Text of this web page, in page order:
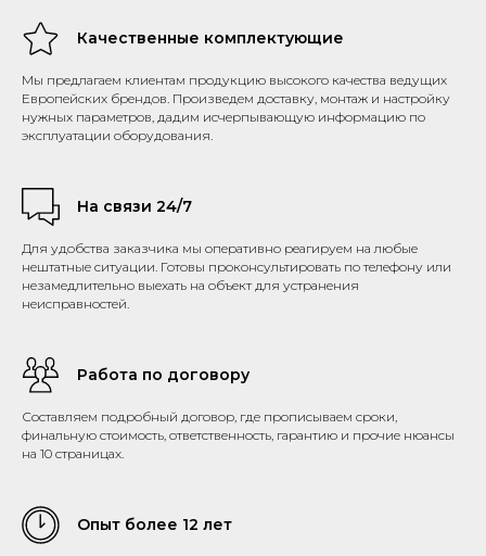
Качественные комплектующие
Мы предлагаем клиентам продукцию высокого качества ведущих
Европейских брендов. Произведем доставку, монтаж и настройку
нужных параметров, дадим исчерпывающую информацию по
эксплуатации оборудования.
На связи 24/7
Для удобства заказчика мы оперативно реагируем на любые
нештатные ситуации. Готовы проконсультировать по телефону или
незамедлительно выехать на объект для устранения
неисправностей.
Работа по договору
Составляем подробный договор, где прописываем сроки,
финальную стоимость, ответственность, гарантию и прочие нюансы
на 10 страницах.
Опыт более 12 лет